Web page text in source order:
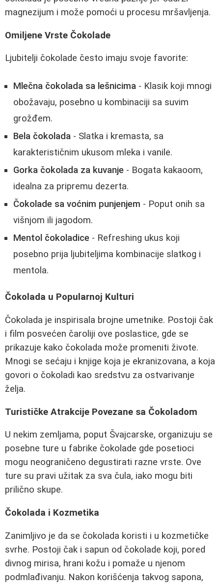
magnezijum i može pomoći u procesu mršavljenja.
Omiljene Vrste Čokolade
Ljubitelji čokolade često imaju svoje favorite:
Mlečna čokolada sa lešnicima - Klasik koji mnogi
obožavaju, posebno u kombinaciji sa suvim
grožđem.
Bela čokolada - Slatka i kremasta, sa
karakterističnim ukusom mleka i vanile.
Gorka čokolada za kuvanje - Bogata kakaoom,
idealna za pripremu dezerta.
Čokolade sa voćnim punjenjem - Poput onih sa
višnjom ili jagodom.
Mentol čokoladice - Refreshing ukus koji
posebno prija ljubiteljima kombinacije slatkog i
mentola.
Čokolada u Popularnoj Kulturi
Čokolada je inspirisala brojne umetnike. Postoji čak
i film posvećen čaroliji ove poslastice, gde se
prikazuje kako čokolada može promeniti živote.
Mnogi se sećaju i knjige koja je ekranizovana, a koja
govori o čokoladi kao sredstvu za ostvarivanje
želja.
Turističke Atrakcije Povezane sa Čokoladom
U nekim zemljama, poput Švajcarske, organizuju se
posebne ture u fabrike čokolade gde posetioci
mogu neograničeno degustirati razne vrste. Ove
ture su pravi užitak za sva čula, iako mogu biti
prilično skupe.
Čokolada i Kozmetika
Zanimljivo je da se čokolada koristi i u kozmetičke
svrhe. Postoji čak i sapun od čokolade koji, pored
divnog mirisa, hrani kožu i pomaže u njenom
podmlađivanju. Nakon korišćenja takvog sapona,